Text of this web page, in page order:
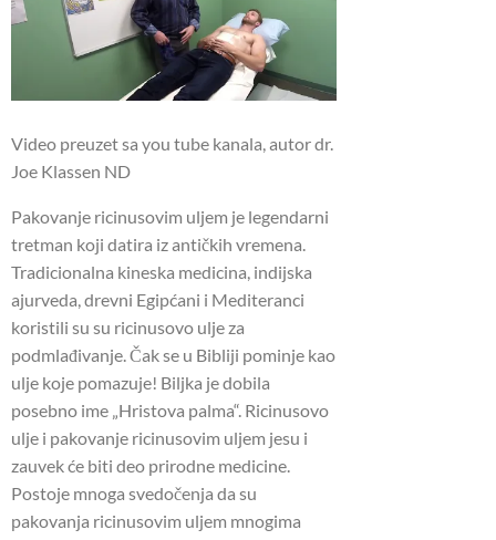
Video preuzet sa you tube kanala, autor dr.
Joe Klassen ND
Pakovanje ricinusovim uljem je legendarni
tretman koji datira iz antičkih vremena.
Tradicionalna kineska medicina, indijska
ajurveda, drevni Egipćani i Mediteranci
koristili su su ricinusovo ulje za
podmlađivanje. Čak se u Bibliji pominje kao
ulje koje pomazuje! Biljka je dobila
posebno ime „Hristova palma“. Ricinusovo
ulje i pakovanje ricinusovim uljem jesu i
zauvek će biti deo prirodne medicine.
Postoje mnoga svedočenja da su
pakovanja ricinusovim uljem mnogima